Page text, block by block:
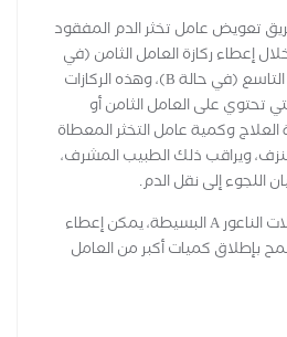
تعويض عامل تخثر الدم المفقود
إعطاء ركازة العامل الثامن (في
حالة A) أو ركازة العامل التاسع (في حالة B)، وهذه الركازات
تحتوي على العامل الثامن أو
وكمية عامل التخثر المعطاة
ويراقب ذلك الطبيب المشرف،
اللجوء إلى نقل الدم.
في بعض الأحيان في حالات الناعور A البسيطة، يمكن إعطاء
بإطلاق كميات أكبر من العامل